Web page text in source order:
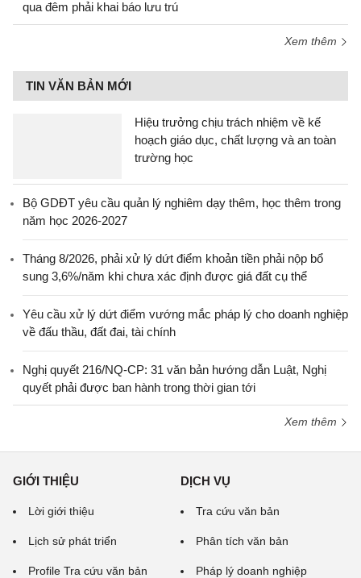
qua đêm phải khai báo lưu trú
Xem thêm
TIN VĂN BẢN MỚI
Hiệu trưởng chịu trách nhiệm về kế
hoạch giáo dục, chất lượng và an toàn
trường học
Bộ GDĐT yêu cầu quản lý nghiêm dạy thêm, học thêm trong
năm học 2026-2027
Tháng 8/2026, phải xử lý dứt điểm khoản tiền phải nộp bổ
sung 3,6%/năm khi chưa xác định được giá đất cụ thể
Yêu cầu xử lý dứt điểm vướng mắc pháp lý cho doanh nghiệp
về đấu thầu, đất đai, tài chính
Nghị quyết 216/NQ-CP: 31 văn bản hướng dẫn Luật, Nghị
quyết phải được ban hành trong thời gian tới
Xem thêm
GIỚI THIỆU
Lời giới thiệu
Lịch sử phát triển
Profile Tra cứu văn bản
DỊCH VỤ
Tra cứu văn bản
Phân tích văn bản
Pháp lý doanh nghiệp